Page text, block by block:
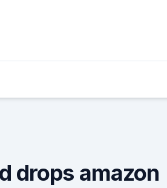
drops amazon